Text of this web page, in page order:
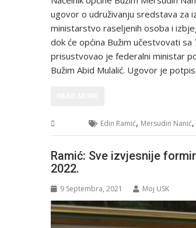
ugovor o udruživanju sredstava za
ministarstvo raseljenih osoba i
dok će općina Bužim učestvovati
prisustvovao je federalni ministar
Bužim Abid Mulalić. Ugovor je
Edin Ramić, Mersudin Nanić,
Ramić: Sve izvjesnije
2022.
9 Septembra, 2021 Moj USK